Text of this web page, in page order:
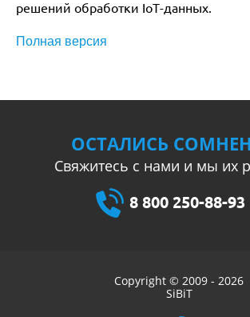
решений обработки IoT-данных.
Полная версия
ОСТАЛИСЬ
Свяжитесь с нами и мы их
8 800 250-88-93
Copyright © 2009 - 2026
SiBiT